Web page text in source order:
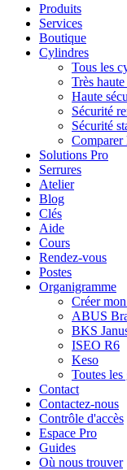
Produits
Services
Boutique
Cylindres
Tous les
Très
Haute
Sécurité
Sécurité
Solutions Pro
Serrures
Atelier
Blog
Clés
Aide
Cours
Rendez-vous
Postes
Organigramme
Créer
ABUS
BKS
ISEO R6
Keso
Toutes
Contact
Contactez-nous
Contrôle d'accès
Espace Pro
Guides
Où nous trouver